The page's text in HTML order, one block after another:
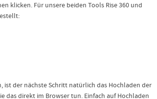
klicken. Für unsere beiden Tools Rise 360 und
ist der nächste Schritt natürlich das Hochladen der
das direkt im Browser tun. Einfach auf Hochladen